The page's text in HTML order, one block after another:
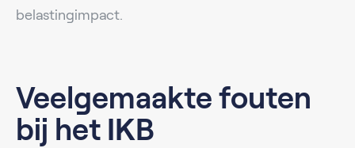
belastingimpact.
Veelgemaakte fouten
bij het IKB